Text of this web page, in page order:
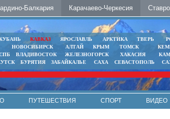
Балкария Карачаево-Черкесия
КАВКАЗ ЯРОСЛАВЛЬ АРКТИКА ТВЕРЬ
НОВОСИБИРСК АЛТАЙ КРЫМ ТОМСК
ВЛАДИВОСТОК ЖЕЛЕЗНОГОРСК ХАКАСИЯ
БУРЯТИЯ ЗАБАЙКАЛЬЕ САХА СЕВАСТОПОЛЬ
ПУТЕШЕСТВИЯ СПОРТ ВИДЕО